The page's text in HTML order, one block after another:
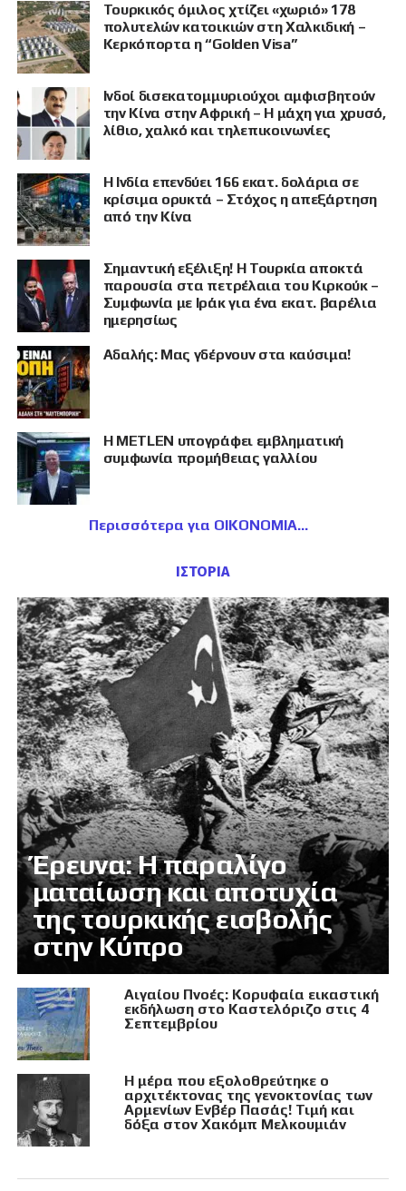
Τουρκικός όμιλος χτίζει «χωριό» 178
πολυτελών κατοικιών στη Χαλκιδική –
Κερκόπορτα η “Golden Visa”
Ινδοί δισεκατομμυριούχοι αμφισβητούν
την Κίνα στην Αφρική – Η μάχη για χρυσό,
λίθιο, χαλκό και τηλεπικοινωνίες
Η Ινδία επενδύει 166 εκατ. δολάρια σε
κρίσιμα ορυκτά – Στόχος η απεξάρτηση
από την Κίνα
Σημαντική εξέλιξη! Η Τουρκία αποκτά
παρουσία στα πετρέλαια του Κιρκούκ –
Συμφωνία με Ιράκ για ένα εκατ. βαρέλια
ημερησίως
Αδαλής: Μας γδέρνουν στα καύσιμα!
Η METLEN υπογράφει εμβληματική
συμφωνία προμήθειας γαλλίου
Περισσότερα για ΟΙΚΟΝΟΜΙΑ
ΙΣΤΟΡΙΑ
Έρευνα: Η παραλίγο
ματαίωση και αποτυχία
της τουρκικής εισβολής
στην Κύπρο
Αιγαίου Πνοές: Κορυφαία εικαστική
εκδήλωση στο Καστελόριζο στις 4
Σεπτεμβρίου
Η μέρα που εξολοθρεύτηκε ο
αρχιτέκτονας της γενοκτονίας των
Αρμενίων Ενβέρ Πασάς! Τιμή και
δόξα στον Χακόμπ Μελκουμιάν